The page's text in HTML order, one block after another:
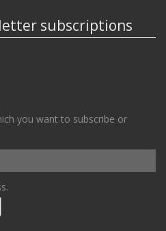
subscriptions
you want to subscribe or